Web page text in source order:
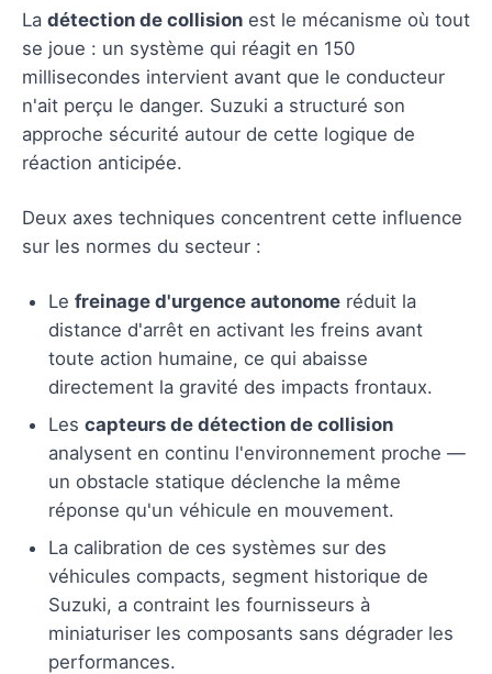
La détection de collision est le mécanisme où tout
se joue : un système qui réagit en 150
millisecondes intervient avant que le conducteur
n'ait perçu le danger. Suzuki a structuré son
approche sécurité autour de cette logique de
réaction anticipée.
Deux axes techniques concentrent cette influence
sur les normes du secteur :
Le freinage d'urgence autonome réduit la
distance d'arrêt en activant les freins avant
toute action humaine, ce qui abaisse
directement la gravité des impacts frontaux.
Les capteurs de détection de collision
analysent en continu l'environnement proche —
un obstacle statique déclenche la même
réponse qu'un véhicule en mouvement.
La calibration de ces systèmes sur des
véhicules compacts, segment historique de
Suzuki, a contraint les fournisseurs à
miniaturiser les composants sans dégrader les
performances.